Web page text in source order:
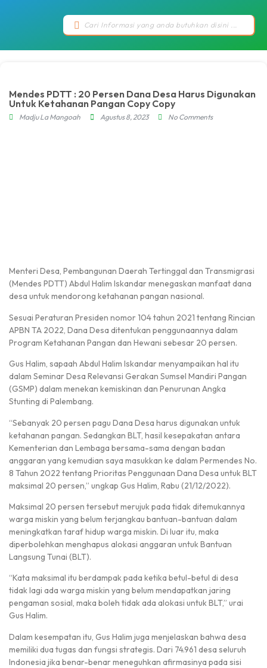
Mendes PDTT : 20 Persen Dana Desa Harus Digunakan
Untuk Ketahanan Pangan Copy Copy
Madju La Mangoah Agustus 8, 2023 No Comments
Menteri Desa, Pembangunan Daerah Tertinggal dan Transmigrasi
(Mendes PDTT) Abdul Halim Iskandar menegaskan manfaat dana
desa untuk mendorong ketahanan pangan nasional.
Sesuai Peraturan Presiden nomor 104 tahun 2021 tentang Rincian
APBN TA 2022, Dana Desa ditentukan penggunaannya dalam
Program Ketahanan Pangan dan Hewani sebesar 20 persen.
Gus Halim, sapaah Abdul Halim Iskandar menyampaikan hal itu
dalam Seminar Desa Relevansi Gerakan Sumsel Mandiri Pangan
(GSMP) dalam menekan kemiskinan dan Penurunan Angka
Stunting di Palembang.
“Sebanyak 20 persen pagu Dana Desa harus digunakan untuk
ketahanan pangan. Sedangkan BLT, hasil kesepakatan antara
Kementerian dan Lembaga bersama-sama dengan badan
anggaran yang kemudian saya masukkan ke dalam Permendes No.
8 Tahun 2022 tentang Prioritas Penggunaan Dana Desa untuk BLT
maksimal 20 persen,” ungkap Gus Halim, Rabu (21/12/2022).
Maksimal 20 persen tersebut merujuk pada tidak ditemukannya
warga miskin yang belum terjangkau bantuan-bantuan dalam
meningkatkan taraf hidup warga miskin. Di luar itu, maka
diperbolehkan menghapus alokasi anggaran untuk Bantuan
Langsung Tunai (BLT).
“Kata maksimal itu berdampak pada ketika betul-betul di desa
tidak lagi ada warga miskin yang belum mendapatkan jaring
pengaman sosial, maka boleh tidak ada alokasi untuk BLT,” urai
Gus Halim.
Dalam kesempatan itu, Gus Halim juga menjelaskan bahwa desa
memiliki dua tugas dan fungsi strategis. Dari 74.961 desa seluruh
Indonesia jika benar-benar meneguhkan afirmasinya pada sisi